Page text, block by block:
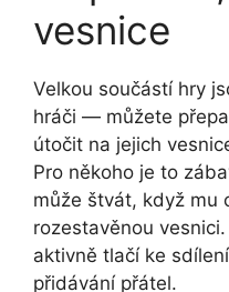
vesnice
Velkou součástí hry
hráči — můžete
útočit na jejich
Pro někoho je to
může štvát, když mu
rozestavěnou
aktivně tlačí ke
přidávání přátel.